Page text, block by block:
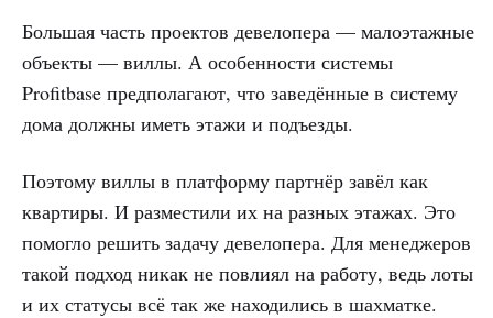
Большая часть проектов девелопера — малоэтажные
объекты — виллы. А особенности системы
Profitbase предполагают, что заведённые в систему
дома должны иметь этажи и подъезды.
Поэтому виллы в платформу партнёр завёл как
квартиры. И разместили их на разных этажах. Это
помогло решить задачу девелопера. Для менеджеров
такой подход никак не повлиял на работу, ведь лоты
и их статусы всё так же находились в шахматке.